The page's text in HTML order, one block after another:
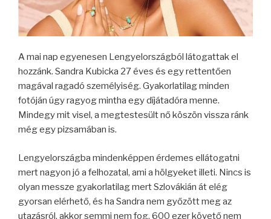
A mai nap egyenesen Lengyelországból látogattak el
hozzánk. Sandra Kubicka 27 éves és egy rettentően
magával ragadó személyiség. Gyakorlatilag minden
fotóján úgy ragyog mintha egy díjátadóra menne.
Mindegy mit visel, a megtestesült nő köszön vissza ránk
még egy pizsamában is.
Lengyelországba mindenképpen érdemes ellátogatni
mert nagyon jó a felhozatal, ami a hölgyeket illeti. Nincs is
olyan messze gyakorlatilag mert Szlovákián át elég
gyorsan elérhető, és ha Sandra nem győzött meg az
utazásról, akkor semmi nem fog. 600 ezer követő nem